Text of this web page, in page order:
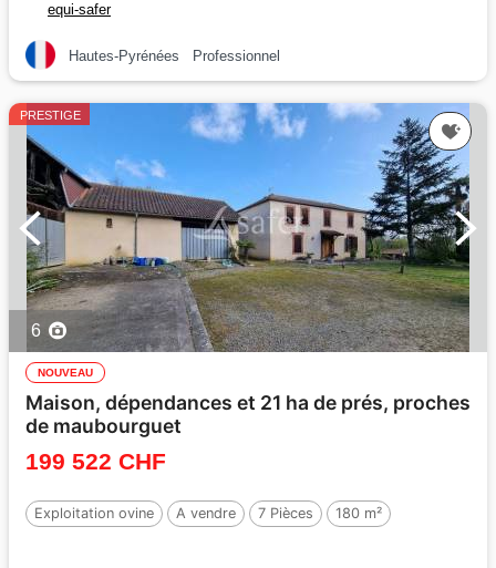
equi-safer
Hautes-Pyrénées Professionnel
PRESTIGE
6
NOUVEAU
Maison, dépendances et 21 ha de prés, proches
de maubourguet
199 522 CHF
Exploitation ovine A vendre 7 Pièces 180 m²